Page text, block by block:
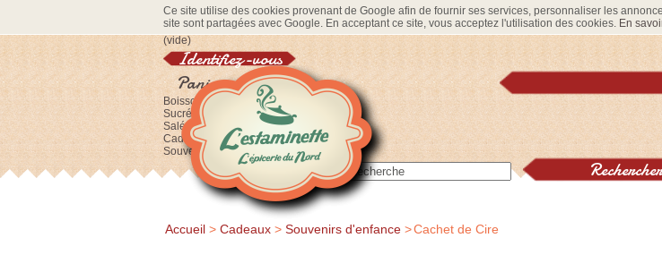
Ce site utilise des cookies provenant de Google afin de fournir ses services, personnaliser les
site sont partagées avec Google. En acceptant ce site, vous acceptez l'utilisation des cookies. En
(vide)
Identifiez-vous
Panier
Boissons
Sucré
Salé
Cadeaux
Souvenirs
Accueil > Cadeaux > Souvenirs d'enfance >Cachet de Cire